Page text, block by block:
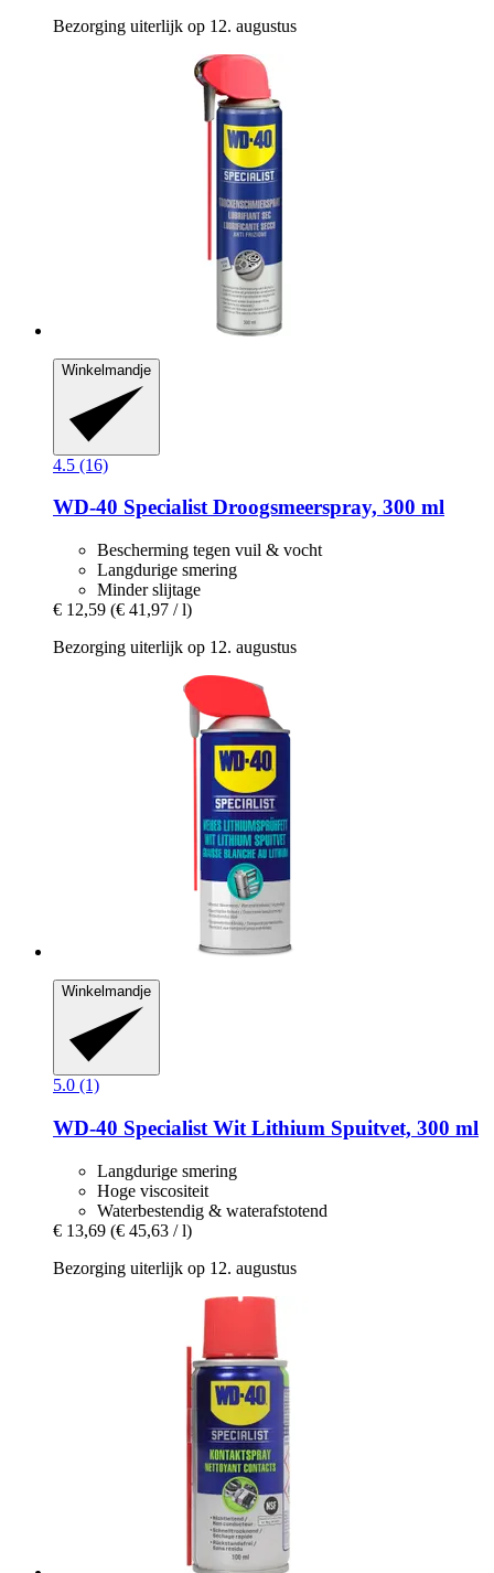
Bezorging uiterlijk op 12. augustus
Winkelmandje
4.5 (16)
WD-40 Specialist Droogsmeerspray, 300 ml
Bescherming tegen vuil & vocht
Langdurige smering
Minder slijtage
€ 12,59 (€ 41,97 / l)
Bezorging uiterlijk op 12. augustus
Winkelmandje
5.0 (1)
WD-40 Specialist Wit Lithium Spuitvet, 300 ml
Langdurige smering
Hoge viscositeit
Waterbestendig & waterafstotend
€ 13,69 (€ 45,63 / l)
Bezorging uiterlijk op 12. augustus